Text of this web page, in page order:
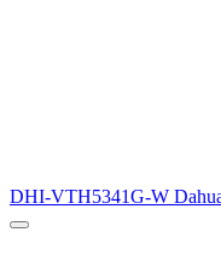
DHI-VTH5341G-W